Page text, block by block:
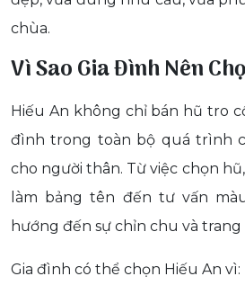
chùa.
Vì Sao Gia Đình Nên
Hiếu An không chỉ bán hũ tro
đình trong toàn bộ quá trình
cho người thân. Từ việc chọn
làm bảng tên đến tư vấn
hướng đến sự chỉn chu và trang
Gia đình có thể chọn Hiếu An vì: